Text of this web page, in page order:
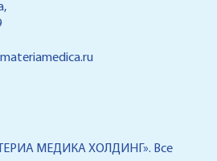
МЕДИКА ХОЛДИНГ». Все